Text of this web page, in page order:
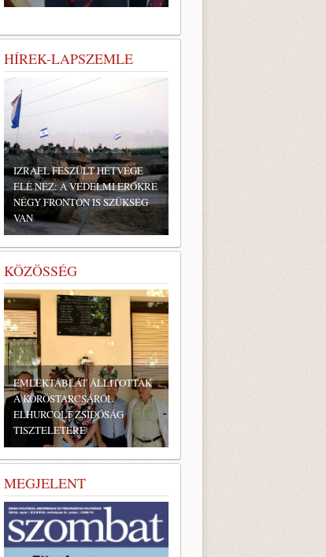
HÍREK-LAPSZEMLE
IZRAEL FESZÜLT HÉTVÉGE
ELÉ NÉZ: A VÉDELMI ERŐKRE
NÉGY FRONTON IS SZÜKSÉG
VAN
KÖZÖSSÉG
EMLÉKTÁBLÁT ÁLLÍTOTTAK
A KÖRÖSTARCSÁRÓL
ELHURCOLT ZSIDÓSÁG
TISZTELETÉRE
MEGJELENT